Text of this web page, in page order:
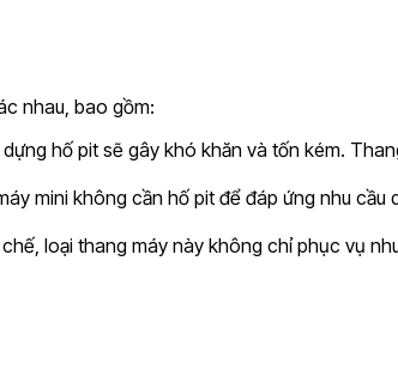
nhau, bao gồm:
hố pit sẽ gây khó khăn và tốn kém.
mini không cần hố pit để đáp ứng nhu cầu
loại thang máy này không chỉ phục vụ